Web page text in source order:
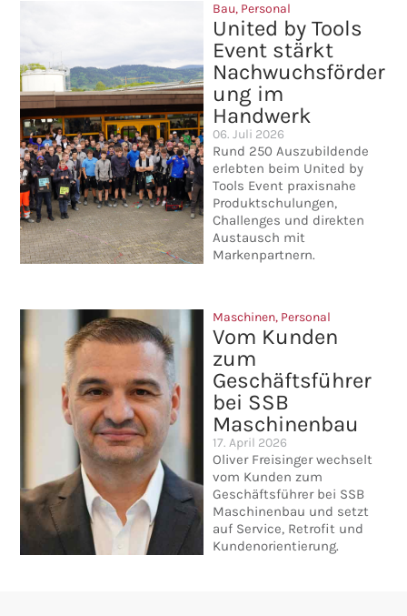
Bau, Personal
United by Tools
Event stärkt
Nachwuchsförder
ung im
Handwerk
06. Juli 2026
Rund 250 Auszubildende
erlebten beim United by
Tools Event praxisnahe
Produktschulungen,
Challenges und direkten
Austausch mit
Markenpartnern.
Maschinen, Personal
Vom Kunden
zum
Geschäftsführer
bei SSB
Maschinenbau
17. April 2026
Oliver Freisinger wechselt
vom Kunden zum
Geschäftsführer bei SSB
Maschinenbau und setzt
auf Service, Retrofit und
Kundenorientierung.